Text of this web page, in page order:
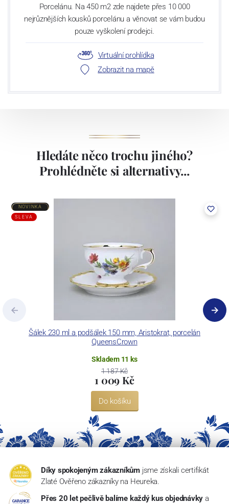
Porcelánu. Na 450 m2 zde najdete přes 10 000
nejrůznějších kousků porcelánu a věnovat se vám budou
pouze vyškolení prodejci.
Virtuální prohlídka
Zobrazit na mapě
Hledáte něco trochu jiného?
Prohlédněte si alternativy...
Šálek 230 ml a podšálek 150 mm, Aristokrat, porcelán
QueensCrown
NOVINKA
SLEVA
Skladem 11 ks
1 187 Kč
1 009 Kč
Do košíku
Díky spokojeným zákazníkům jsme získali certifikát
Zlaté Ověřeno zákazníky na Heureka.
Přes 20 let pečlivě balíme každý kus objednávky a